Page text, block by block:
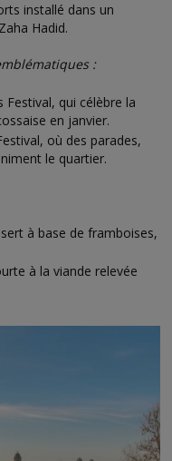
installé dans un
Hadid.
:
Festival, qui célèbre la
en janvier.
où des parades,
le quartier.
à base de framboises,
à la viande relevée